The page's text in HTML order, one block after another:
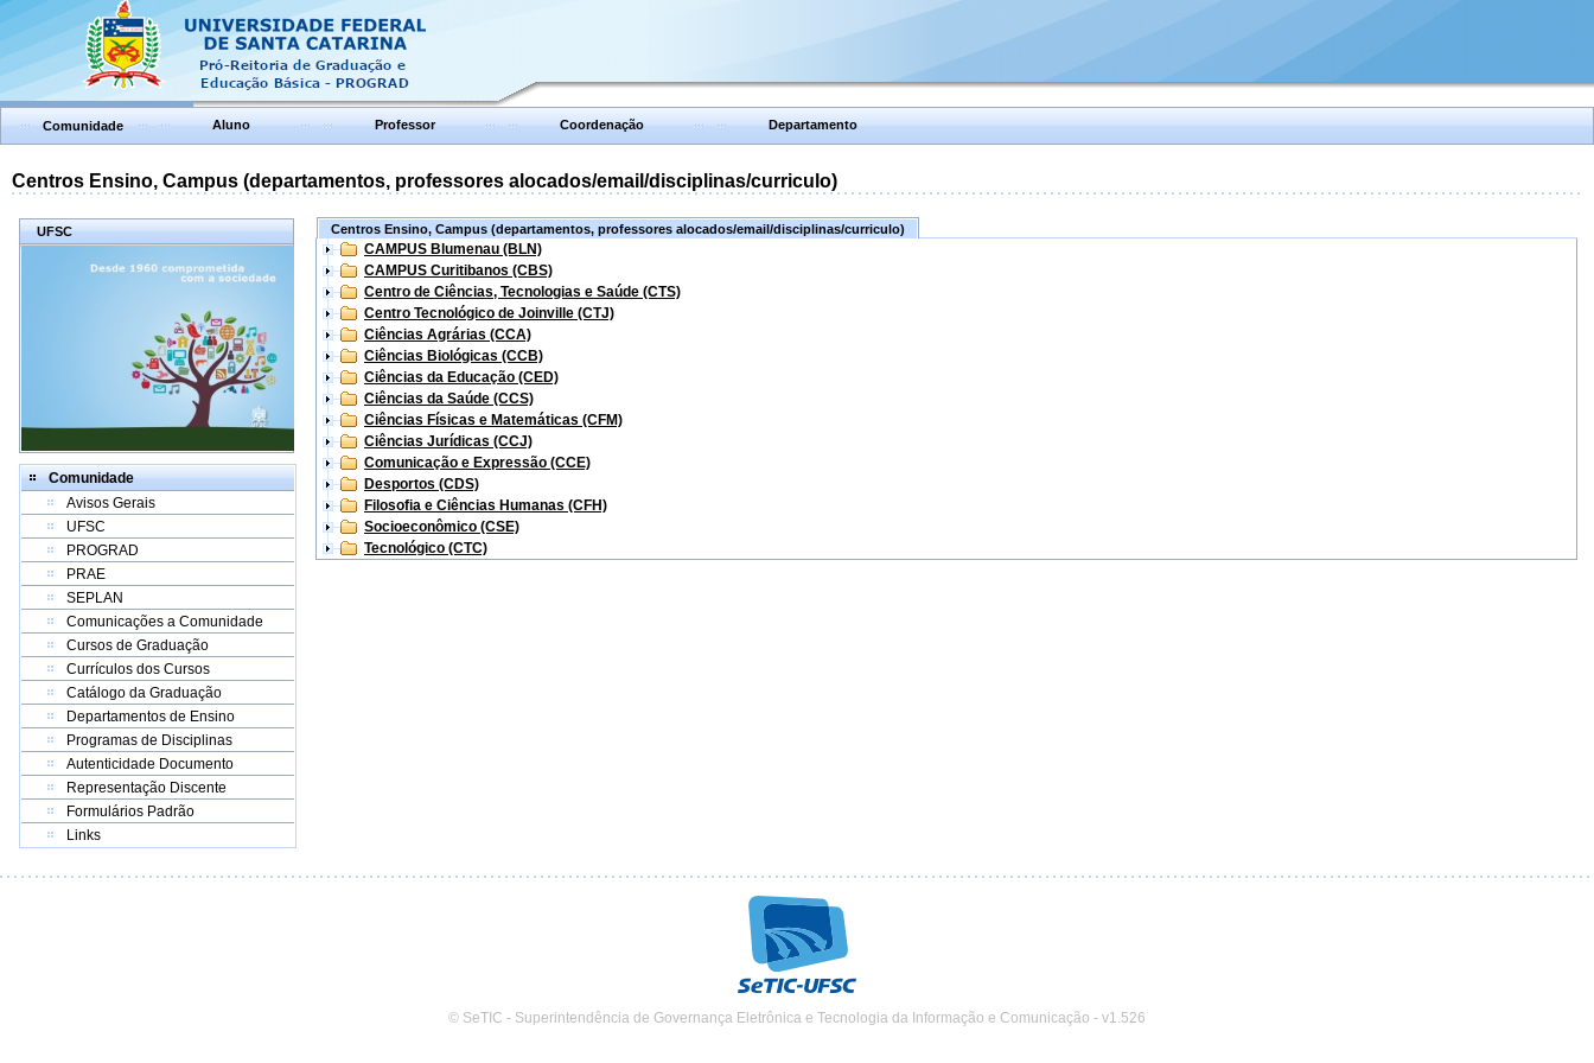
Comunidade Aluno Professor Coordenação Departamento
Centros Ensino, Campus (departamentos, professores alocados/email/disciplinas/curriculo)
UFSC
Comunidade
Avisos Gerais
UFSC
PROGRAD
PRAE
SEPLAN
Comunicações a Comunidade
Cursos de Graduação
Currículos dos Cursos
Catálogo da Graduação
Departamentos de Ensino
Programas de Disciplinas
Autenticidade Documento
Representação Discente
Formulários Padrão
Links
Centros Ensino, Campus (departamentos, professores alocados/email/disciplinas/curriculo)
CAMPUS Blumenau (BLN)
CAMPUS Curitibanos (CBS)
Centro de Ciências, Tecnologias e Saúde (CTS)
Centro Tecnológico de Joinville (CTJ)
Ciências Agrárias (CCA)
Ciências Biológicas (CCB)
Ciências da Educação (CED)
Ciências da Saúde (CCS)
Ciências Físicas e Matemáticas (CFM)
Ciências Jurídicas (CCJ)
Comunicação e Expressão (CCE)
Desportos (CDS)
Filosofia e Ciências Humanas (CFH)
Socioeconômico (CSE)
Tecnológico (CTC)
© SeTIC - Superintendência de Governança Eletrônica e Tecnologia da Informação e Comunicação - v1.526